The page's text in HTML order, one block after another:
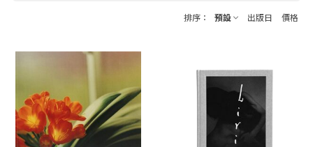
攝影理論與技法
臺灣攝影
歐美攝影
非洲攝影 澳紐攝影
靜物 時尚
政治
宗教
體育 家庭 酷兒 抽象
實驗
檔案
日記 電影 音樂 自費出版
排序 預設 出版日 價格